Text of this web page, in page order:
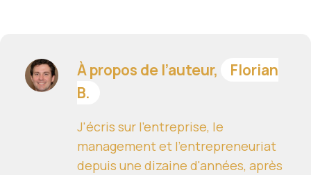
À propos de l’auteur,
Florian
B.
J'écris sur l'entreprise, le
management et l'entrepreneuriat
depuis une dizaine d'années, après